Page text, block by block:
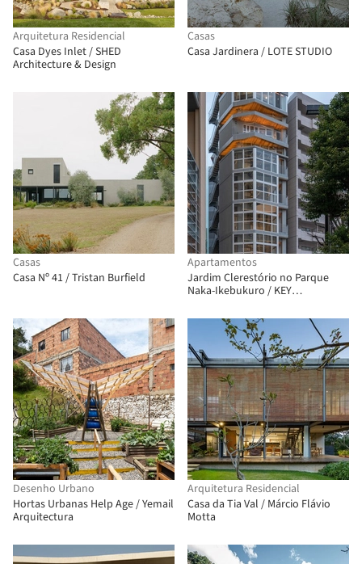
Arquitetura Residencial
Casa Dyes Inlet / SHED
Architecture & Design
Casas
Casa Jardinera / LOTE STUDIO
Casas
Casa Nº 41 / Tristan Burfield
Apartamentos
Jardim Clerestório no Parque
Naka-Ikebukuro / KEY
Desenho Urbano
Hortas Urbanas Help Age / Yemail
Arquitectura
Arquitetura Residencial
Casa da Tia Val / Márcio Flávio
Motta